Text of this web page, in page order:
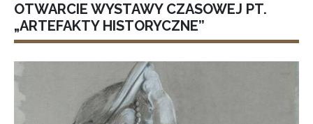
OTWARCIE WYSTAWY CZASOWEJ PT.
„ARTEFAKTY HISTORYCZNE”